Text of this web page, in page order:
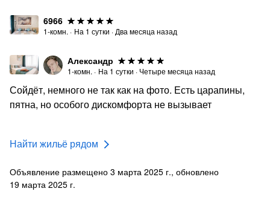
6966
1-комн. · На 1 сутки · Два месяца назад
Александр
1-комн. · На 1 сутки · Четыре месяца назад
Сойдёт, немного не так как на фото. Есть царапины,
пятна, но особого дискомфорта не вызывает
Найти жильё рядом
Объявление размещено 3 марта 2025 г., обновлено
19 марта 2025 г.